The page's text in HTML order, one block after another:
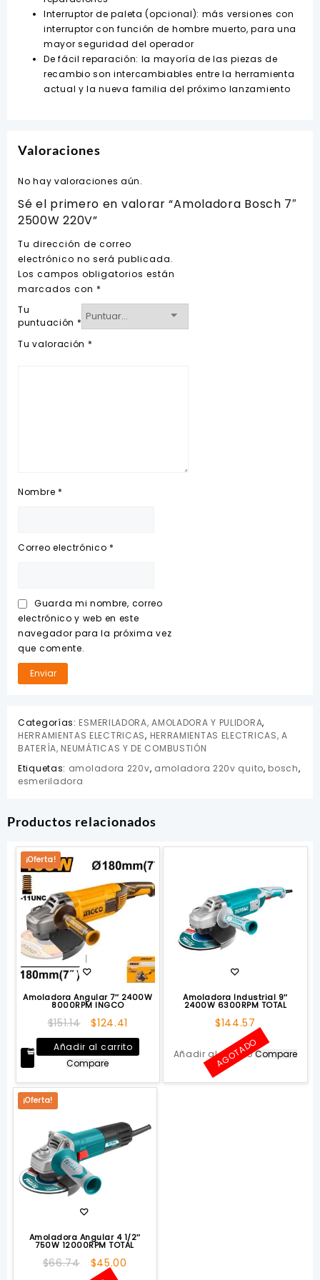
Interruptor de paleta (opcional): más versiones con
interruptor con función de hombre muerto, para una
mayor seguridad del operador
De fácil reparación: la mayoría de las piezas de
recambio son intercambiables entre la herramienta
actual y la nueva familia del próximo lanzamiento
Valoraciones
No hay valoraciones aún.
Sé el primero en valorar “Amoladora Bosch 7″
2500W 220V”
Tu dirección de correo
electrónico no será publicada.
Los campos obligatorios están
marcados con *
Tu
puntuación *
Tu valoración *
Nombre *
Correo electrónico *
Guarda mi nombre, correo
electrónico y web en este
navegador para la próxima vez
que comente.
Categorías: ESMERILADORA, AMOLADORA Y PULIDORA,
HERRAMIENTAS ELECTRICAS, HERRAMIENTAS ELECTRICAS, A
BATERÍA, NEUMÁTICAS Y DE COMBUSTIÓN
Etiquetas: amoladora 220v, amoladora 220v quito, bosch,
esmeriladora
Productos relacionados
¡Oferta!
Amoladora Angular 7″ 2400W
8000RPM INGCO
$151.14
El
precio
original
era:
$151.14.
$124.41
precio
actual
$124.41.
Añadir al carrito
Compare
Amoladora Industrial 9″
2400W 6300RPM TOTAL
$144.57
Añadir al carrito
AGOTADOCompare
¡Oferta!
Amoladora Angular 4 1/2″
750W 12000RPM TOTAL
$66.74
El
precio
$45.00